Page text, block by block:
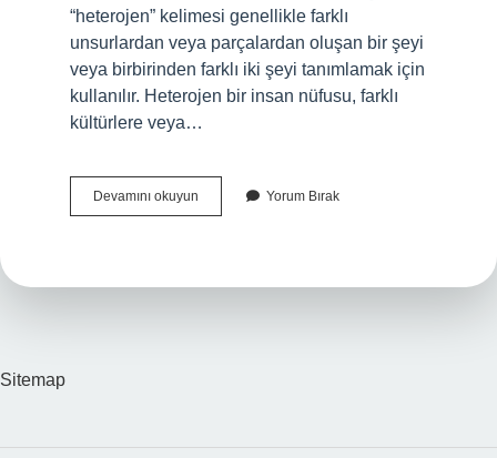
“heterojen” kelimesi genellikle farklı
unsurlardan veya parçalardan oluşan bir şeyi
veya birbirinden farklı iki şeyi tanımlamak için
kullanılır. Heterojen bir insan nüfusu, farklı
kültürlere veya…
Devamını okuyun Heterojen
Görünümde
Yorum Bırak
Sitemap